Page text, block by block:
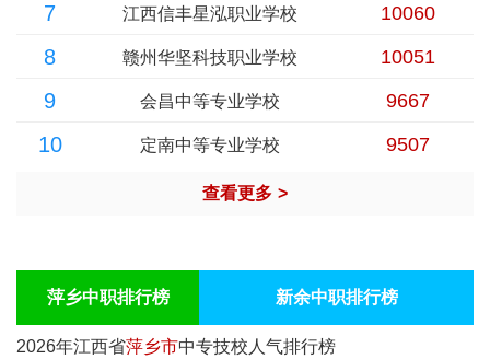
7 江西信丰星泓职业学校 10060
8 赣州华坚科技职业学校 10051
9 会昌中等专业学校 9667
10 定南中等专业学校 9507
查看更多 >
萍乡中职排行榜 新余中职排行榜
2026年江西省萍乡市中专技校人气排行榜